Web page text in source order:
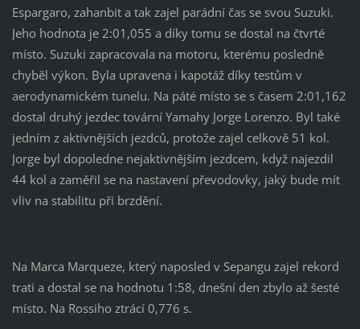
Espargaro, zahanbit a tak zajel parádní čas se svou Suzuki.
Jeho hodnota je 2:01,055 a díky tomu se dostal na čtvrté
místo. Suzuki zapracovala na motoru, kterému posledně
chyběl výkon. Byla upravena i kapotáž díky testům v
aerodynamickém tunelu. Na páté místo se s časem 2:01,162
dostal druhý jezdec tovární Yamahy Jorge Lorenzo. Byl také
jedním z aktivnějších jezdců, protože zajel celkově 51 kol.
Jorge byl dopoledne nejaktivnějším jezdcem, když najezdil
44 kol a zaměřil se na nastavení převodovky, jaký bude mít
vliv na stabilitu při brzdění.
Na Marca Marqueze, který naposled v Sepangu zajel rekord
trati a dostal se na hodnotu 1:58, dnešní den zbylo až šesté
místo. Na Rossiho ztrácí 0,776 s.